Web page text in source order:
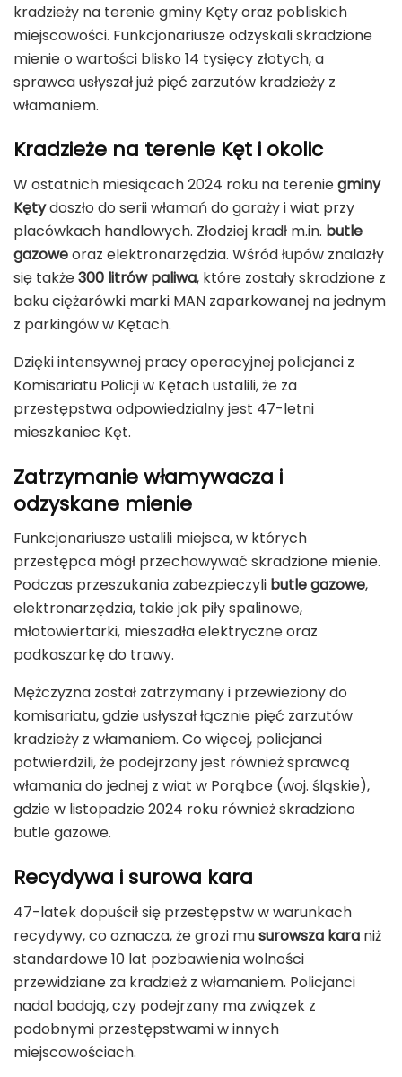
kradzieży na terenie gminy Kęty oraz pobliskich
miejscowości. Funkcjonariusze odzyskali skradzione
mienie o wartości blisko 14 tysięcy złotych, a
sprawca usłyszał już pięć zarzutów kradzieży z
włamaniem.
Kradzieże na terenie Kęt i okolic
W ostatnich miesiącach 2024 roku na tereniegminy
Kętydoszło do serii włamań do garaży i wiat przy
placówkach handlowych. Złodziej kradł m.in. butle
gazoweoraz elektronarzędzia. Wśród łupów znalazły
się także300 litrów paliwa, które zostały skradzione z
baku ciężarówki marki MAN zaparkowanej na jednym
z parkingów w Kętach.
Dzięki intensywnej pracy operacyjnej policjanci z
Komisariatu Policji w Kętach ustalili, że za
przestępstwa odpowiedzialny jest 47-letni
mieszkaniec Kęt.
Zatrzymanie włamywacza i
odzyskane mienie
Funkcjonariusze ustalili miejsca, w których
przestępca mógł przechowywać skradzione mienie.
Podczas przeszukania zabezpieczyli butle gazowe,
elektronarzędzia, takie jak piły spalinowe,
młotowiertarki, mieszadła elektryczne oraz
podkaszarkę do trawy.
Mężczyzna został zatrzymany i przewieziony do
komisariatu, gdzie usłyszał łącznie pięć zarzutów
kradzieży z włamaniem. Co więcej, policjanci
potwierdzili, że podejrzany jest również sprawcą
włamania do jednej z wiat w Porąbce (woj. śląskie),
gdzie w listopadzie 2024 roku również skradziono
butle gazowe.
Recydywa i surowa kara
47-latek dopuścił się przestępstw w warunkach
recydywy, co oznacza, że grozi musurowsza kara niż
standardowe 10 lat pozbawienia wolności
przewidziane za kradzież z włamaniem. Policjanci
nadal badają, czy podejrzany ma związek z
podobnymi przestępstwami w innych
miejscowościach.